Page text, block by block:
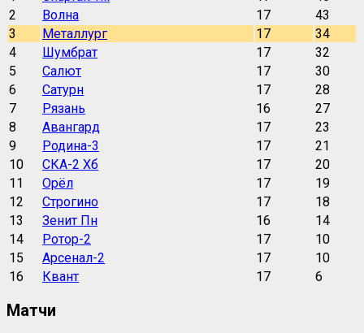
2
Волна 17
43
3
Металлург 17
34
4
Шумбрат 17
32
5
Салют 17
30
6
Сатурн 17
28
7
Рязань 16
27
8
Авангард 17
23
9
Родина-3 17
21
10
СКА-2 Хб 17
20
11
Орёл 17
19
12
Строгино 17
18
13
Зенит Пн 16
14
14
Ротор-2 17
10
15
Арсенал-2 17
10
16
Квант 17 6
Матчи